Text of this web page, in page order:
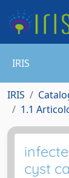
IRIS
IRIS
1.1
cyst